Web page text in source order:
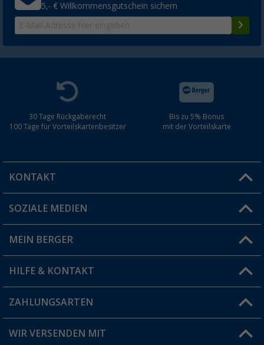
5,- € Willkommensgutschein sichern
30 Tage Rückgaberecht
100 Tage für Vorteilskartenbesitzer
Bis zu 5% Bonus
mit der Vorteilskarte
KONTAKT
Du hast eine Frage?
Filiale finden
SOZIALE MEDIEN
MEIN BERGER
Vorteilskarte
Blog
HILFE & KONTAKT
FAQ & Kontakt
Versandinformationen
ZAHLUNGSARTEN
WIR VERSENDEN MIT